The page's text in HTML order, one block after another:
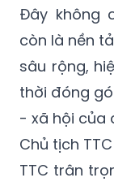
Đây không
còn là nền
sâu rộng,
thời đóng
- xã hội của
Chủ tịch
TTC trân